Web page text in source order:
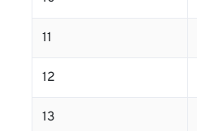
11
12
13